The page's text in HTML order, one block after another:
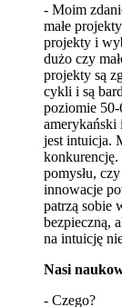
- Moim
małe
projekty i
dużo czy
projekty są
cykli i są
poziomie
amerykański
jest intuicja.
konkurencję.
pomysłu,
innowacje
patrzą sobie
bezpieczną,
na intuicję
Nasi
- Czego?